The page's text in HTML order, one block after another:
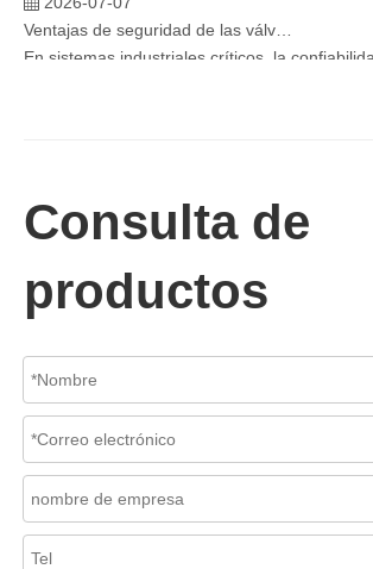
En sistemas industriales críticos, la
En los sistemas de tuberías industriales,
Consulta de
productos